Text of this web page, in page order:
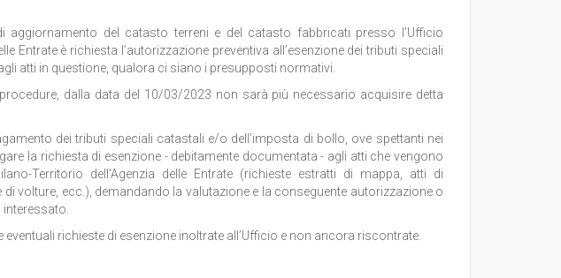
aggiornamento del catasto terreni e del catasto fabbricati presso l’Ufficio
Entrate è richiesta l’autorizzazione preventiva all’esenzione dei tributi speciali
atti in questione, qualora ci siano i presupposti normativi.
dalla data del 10/03/2023 non sarà più necessario acquisire detta
dei tributi speciali catastali e/o dell’imposta di bollo, ove spettanti nei
la richiesta di esenzione - debitamente documentata - agli atti che vengono
Territorio dell'Agenzia delle Entrate (richieste estratti di mappa, atti di
di volture, ecc.), demandando la valutazione e la conseguente autorizzazione o
richieste di esenzione inoltrate all’Ufficio e non ancora riscontrate.